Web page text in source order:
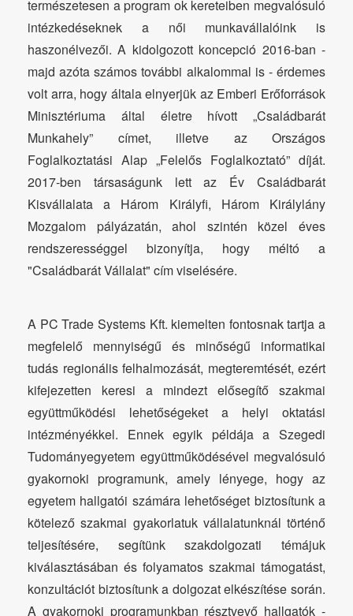
természetesen a program ok kereteiben megvalósuló
intézkedéseknek a női munkavállalóink is
haszonélvezői. A kidolgozott koncepció 2016-ban -
majd azóta számos további alkalommal is - érdemes
volt arra, hogy általa elnyerjük az Emberi Erőforrások
Minisztériuma által életre hívott „Családbarát
Munkahely” címet, illetve az Országos
Foglalkoztatási Alap „Felelős Foglalkoztató” díját.
2017-ben társaságunk lett az Év Családbarát
Kisvállalata a Három Királyfi, Három Királylány
Mozgalom pályázatán, ahol szintén közel éves
rendszerességgel bizonyítja, hogy méltó a
"Családbarát Vállalat" cím viselésére.
A PC Trade Systems Kft. kiemelten fontosnak tartja a
megfelelő mennyiségű és minőségű informatikai
tudás regionális felhalmozását, megteremtését, ezért
kifejezetten keresi a mindezt elősegítő szakmai
együttműködési lehetőségeket a helyi oktatási
intézményékkel. Ennek egyik példája a Szegedi
Tudományegyetem együttműködésével megvalósuló
gyakornoki programunk, amely lényege, hogy az
egyetem hallgatói számára lehetőséget biztosítunk a
kötelező szakmai gyakorlatuk vállalatunknál történő
teljesítésére, segítünk szakdolgozati témájuk
kiválasztásában és folyamatos szakmai támogatást,
konzultációt biztosítunk a dolgozat elkészítése során.
A gyakornoki programunkban résztvevő hallgatók -